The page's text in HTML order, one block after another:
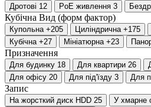
Дротові 12 PoE живлення 3
Кубічна Вид (форм фактор)
Купольна +205 Циліндрична +175
Кубічна +27 Мініатюрна +23
Призначення
Для будинку 18 Для квартири 26
Для офісу 20 Для під'їзду 3 Для
Запис
На жорсткий диск HDD 25 У хмарне